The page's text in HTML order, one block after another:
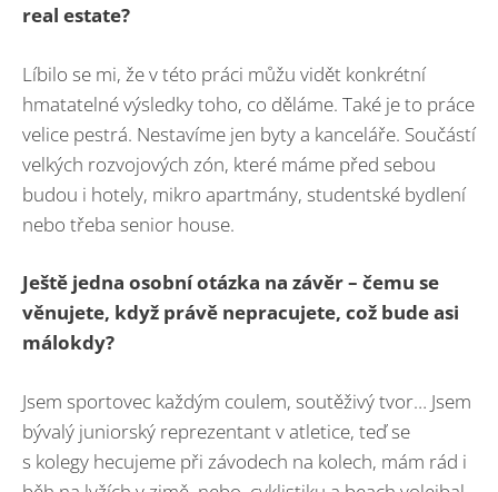
real estate?
Líbilo se mi, že v této práci můžu vidět konkrétní
hmatatelné výsledky toho, co děláme. Také je to práce
velice pestrá. Nestavíme jen byty a kanceláře. Součástí
velkých rozvojových zón, které máme před sebou
budou i hotely, mikro apartmány, studentské bydlení
nebo třeba senior house.
Ještě jedna osobní otázka na závěr – čemu se
věnujete, když právě nepracujete, což bude asi
málokdy?
Jsem sportovec každým coulem, soutěživý tvor… Jsem
bývalý juniorský reprezentant v atletice, teď se
s kolegy hecujeme při závodech na kolech, mám rád i